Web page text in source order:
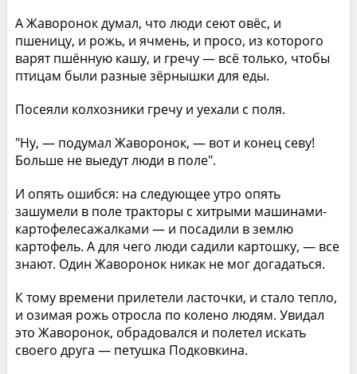
А Жаворонок думал, что люди сеют овёс, и
пшеницу, и рожь, и ячмень, и просо, из которого
варят пшённую кашу, и гречу — всё только, чтобы
птицам были разные зёрнышки для еды.
Посеяли колхозники гречу и уехали с поля.
"Ну, — подумал Жаворонок, — вот и конец севу!
Больше не выедут люди в поле".
И опять ошибся: на следующее утро опять
зашумели в поле тракторы с хитрыми машинами-
картофелесажалками — и посадили в землю
картофель. А для чего люди садили картошку, — все
знают. Один Жаворонок никак не мог догадаться.
К тому времени прилетели ласточки, и стало тепло,
и озимая рожь отросла по колено людям. Увидал
это Жаворонок, обрадовался и полетел искать
своего друга — петушка Подковкина.